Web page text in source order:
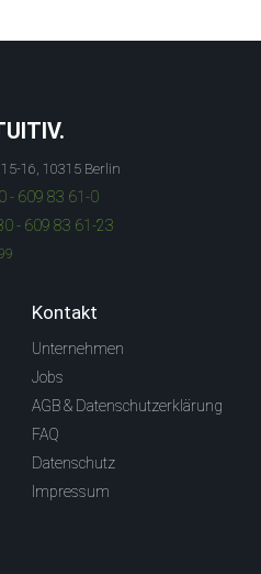
16, 10315 Berlin
- 609 83 61-0
- 609 83 61-23
Kontakt
Unternehmen
Jobs
AGB & Datenschutzerklärung
FAQ
Datenschutz
Impressum